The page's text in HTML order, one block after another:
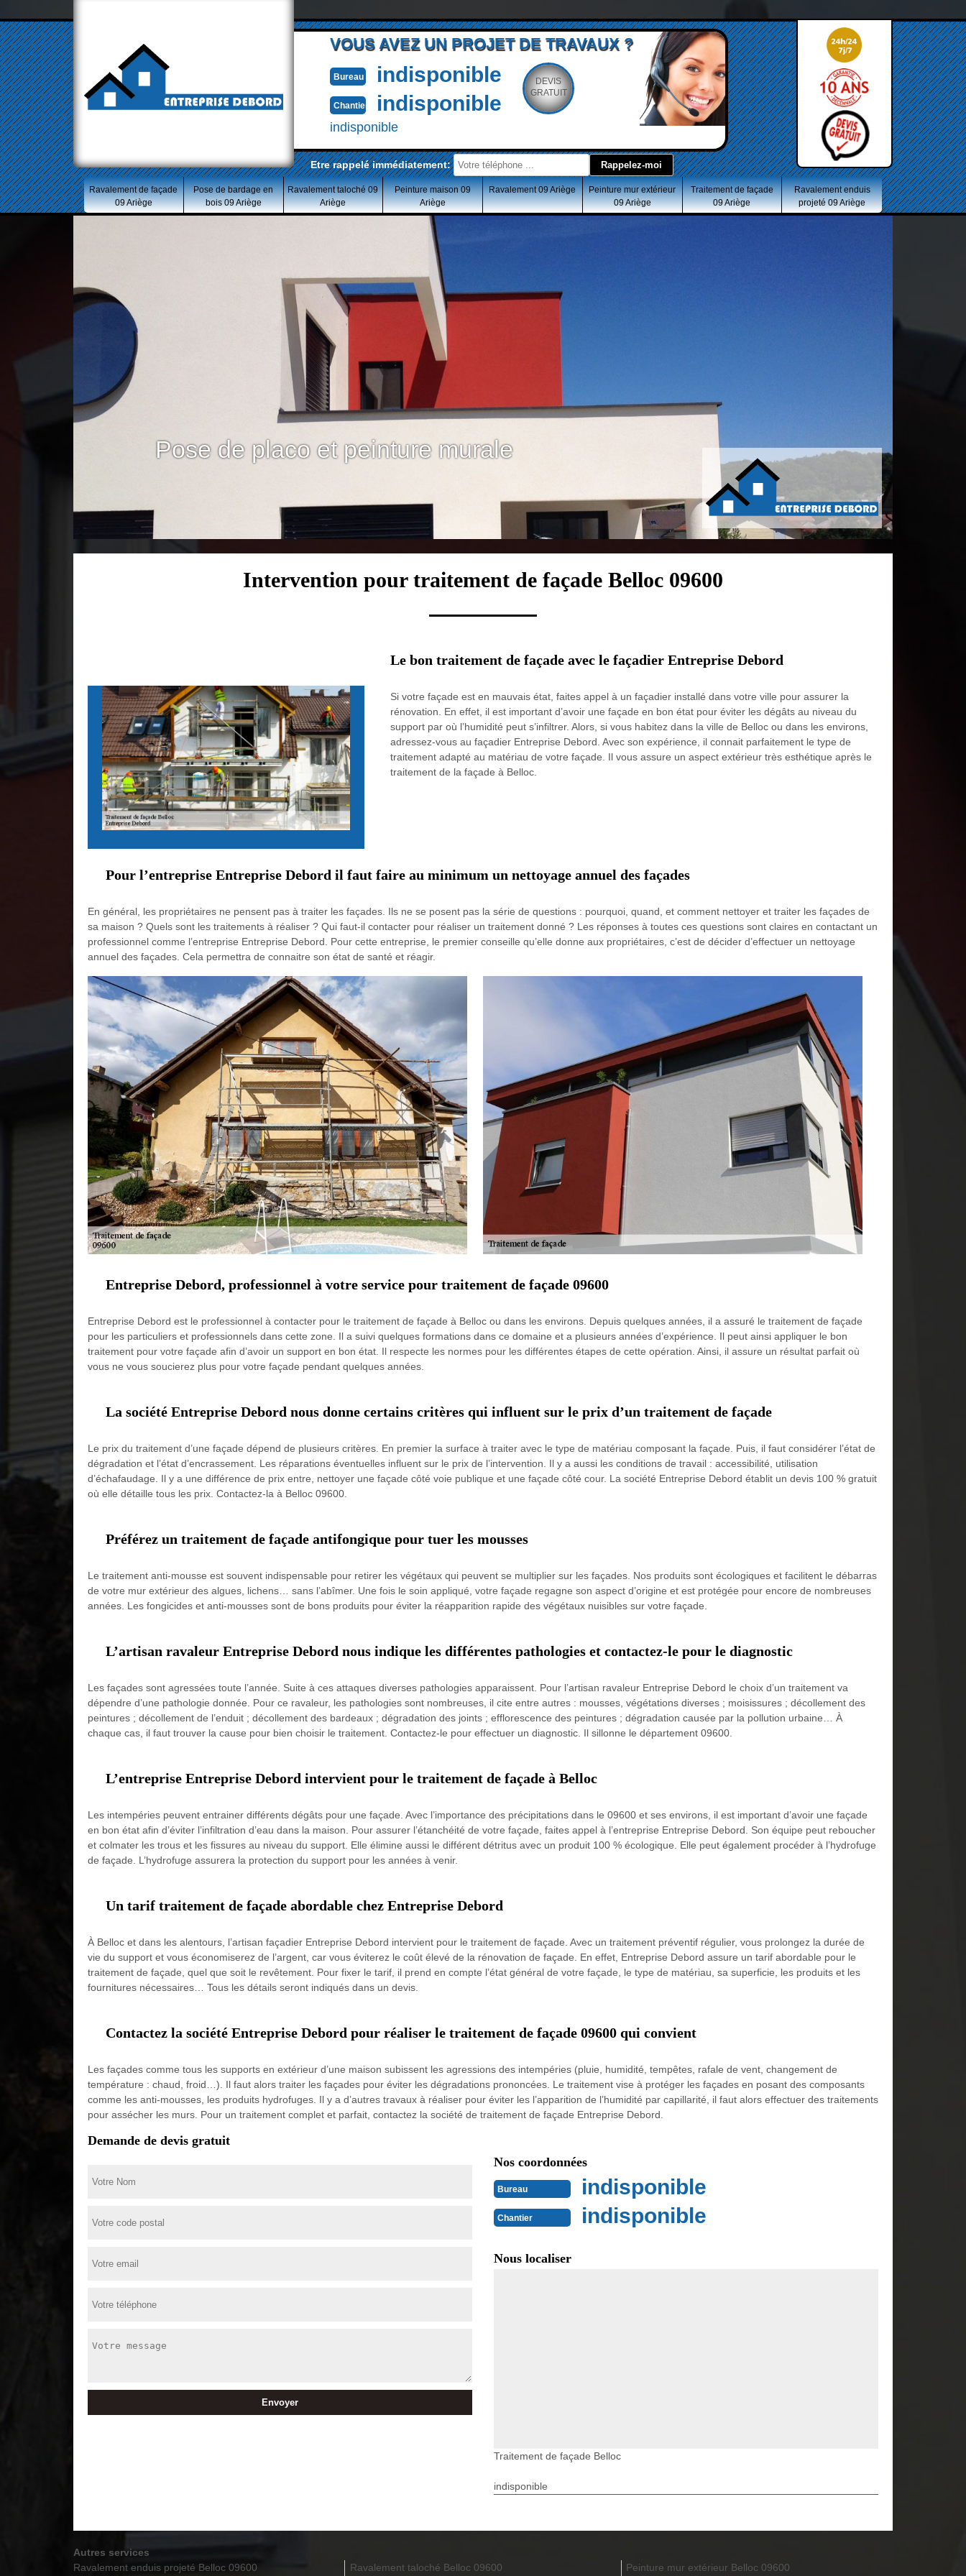
VOUS AVEZ UN PROJET DE TRAVAUX ?
Bureau indisponible
Chantier indisponible
indisponible
DEVIS
GRATUIT
Etre rappelé immédiatement:
Ravalement de façade
09 Ariège
Pose de bardage en
bois 09 Ariège
Ravalement taloché 09
Ariège
Peinture maison 09
Ariège
Ravalement 09 Ariège
Peinture mur extérieur
09 Ariège
Traitement de façade
09 Ariège
Ravalement enduis
projeté 09 Ariège
Pose de placo et peinture murale
Intervention pour traitement de façade Belloc 09600
Le bon traitement de façade avec le façadier Entreprise Debord
Si votre façade est en mauvais état, faites appel à un façadier installé dans votre ville pour assurer la
rénovation. En effet, il est important d’avoir une façade en bon état pour éviter les dégâts au niveau du
support par où l’humidité peut s’infiltrer. Alors, si vous habitez dans la ville de Belloc ou dans les environs,
adressez-vous au façadier Entreprise Debord. Avec son expérience, il connait parfaitement le type de
traitement adapté au matériau de votre façade. Il vous assure un aspect extérieur très esthétique après le
traitement de la façade à Belloc.
Pour l’entreprise Entreprise Debord il faut faire au minimum un nettoyage annuel des façades
En général, les propriétaires ne pensent pas à traiter les façades. Ils ne se posent pas la série de questions : pourquoi, quand, et comment nettoyer et traiter les façades de
sa maison ? Quels sont les traitements à réaliser ? Qui faut-il contacter pour réaliser un traitement donné ? Les réponses à toutes ces questions sont claires en contactant un
professionnel comme l’entreprise Entreprise Debord. Pour cette entreprise, le premier conseille qu’elle donne aux propriétaires, c’est de décider d’effectuer un nettoyage
annuel des façades. Cela permettra de connaitre son état de santé et réagir.
Entreprise Debord, professionnel à votre service pour traitement de façade 09600
Entreprise Debord est le professionnel à contacter pour le traitement de façade à Belloc ou dans les environs. Depuis quelques années, il a assuré le traitement de façade
pour les particuliers et professionnels dans cette zone. Il a suivi quelques formations dans ce domaine et a plusieurs années d’expérience. Il peut ainsi appliquer le bon
traitement pour votre façade afin d’avoir un support en bon état. Il respecte les normes pour les différentes étapes de cette opération. Ainsi, il assure un résultat parfait où
vous ne vous soucierez plus pour votre façade pendant quelques années.
La société Entreprise Debord nous donne certains critères qui influent sur le prix d’un traitement de façade
Le prix du traitement d’une façade dépend de plusieurs critères. En premier la surface à traiter avec le type de matériau composant la façade. Puis, il faut considérer l’état de
dégradation et l’état d’encrassement. Les réparations éventuelles influent sur le prix de l’intervention. Il y a aussi les conditions de travail : accessibilité, utilisation
d’échafaudage. Il y a une différence de prix entre, nettoyer une façade côté voie publique et une façade côté cour. La société Entreprise Debord établit un devis 100 % gratuit
où elle détaille tous les prix. Contactez-la à Belloc 09600.
Préférez un traitement de façade antifongique pour tuer les mousses
Le traitement anti-mousse est souvent indispensable pour retirer les végétaux qui peuvent se multiplier sur les façades. Nos produits sont écologiques et facilitent le débarras
de votre mur extérieur des algues, lichens… sans l’abîmer. Une fois le soin appliqué, votre façade regagne son aspect d’origine et est protégée pour encore de nombreuses
années. Les fongicides et anti-mousses sont de bons produits pour éviter la réapparition rapide des végétaux nuisibles sur votre façade.
L’artisan ravaleur Entreprise Debord nous indique les différentes pathologies et contactez-le pour le diagnostic
Les façades sont agressées toute l’année. Suite à ces attaques diverses pathologies apparaissent. Pour l’artisan ravaleur Entreprise Debord le choix d’un traitement va
dépendre d’une pathologie donnée. Pour ce ravaleur, les pathologies sont nombreuses, il cite entre autres : mousses, végétations diverses ; moisissures ; décollement des
peintures ; décollement de l’enduit ; décollement des bardeaux ; dégradation des joints ; efflorescence des peintures ; dégradation causée par la pollution urbaine… À
chaque cas, il faut trouver la cause pour bien choisir le traitement. Contactez-le pour effectuer un diagnostic. Il sillonne le département 09600.
L’entreprise Entreprise Debord intervient pour le traitement de façade à Belloc
Les intempéries peuvent entrainer différents dégâts pour une façade. Avec l’importance des précipitations dans le 09600 et ses environs, il est important d’avoir une façade
en bon état afin d’éviter l’infiltration d’eau dans la maison. Pour assurer l’étanchéité de votre façade, faites appel à l’entreprise Entreprise Debord. Son équipe peut reboucher
et colmater les trous et les fissures au niveau du support. Elle élimine aussi le différent détritus avec un produit 100 % écologique. Elle peut également procéder à l’hydrofuge
de façade. L’hydrofuge assurera la protection du support pour les années à venir.
Un tarif traitement de façade abordable chez Entreprise Debord
À Belloc et dans les alentours, l’artisan façadier Entreprise Debord intervient pour le traitement de façade. Avec un traitement préventif régulier, vous prolongez la durée de
vie du support et vous économiserez de l’argent, car vous éviterez le coût élevé de la rénovation de façade. En effet, Entreprise Debord assure un tarif abordable pour le
traitement de façade, quel que soit le revêtement. Pour fixer le tarif, il prend en compte l’état général de votre façade, le type de matériau, sa superficie, les produits et les
fournitures nécessaires… Tous les détails seront indiqués dans un devis.
Contactez la société Entreprise Debord pour réaliser le traitement de façade 09600 qui convient
Les façades comme tous les supports en extérieur d’une maison subissent les agressions des intempéries (pluie, humidité, tempêtes, rafale de vent, changement de
température : chaud, froid…). Il faut alors traiter les façades pour éviter les dégradations prononcées. Le traitement vise à protéger les façades en posant des composants
comme les anti-mousses, les produits hydrofuges. Il y a d’autres travaux à réaliser pour éviter les l’apparition de l’humidité par capillarité, il faut alors effectuer des traitements
pour assécher les murs. Pour un traitement complet et parfait, contactez la société de traitement de façade Entreprise Debord.
Demande de devis gratuit
Nos coordonnées
Bureau indisponible
Chantier indisponible
Nous localiser
Traitement de façade Belloc
indisponible
Autres services
Ravalement enduis projeté Belloc 09600
Ravalement taloché Belloc 09600 Peinture mur extérieur Belloc 09600